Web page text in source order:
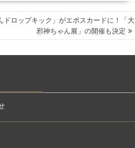
ドロップキック」がエポスカードに！「大
邪神ちゃん展」の開催も決定